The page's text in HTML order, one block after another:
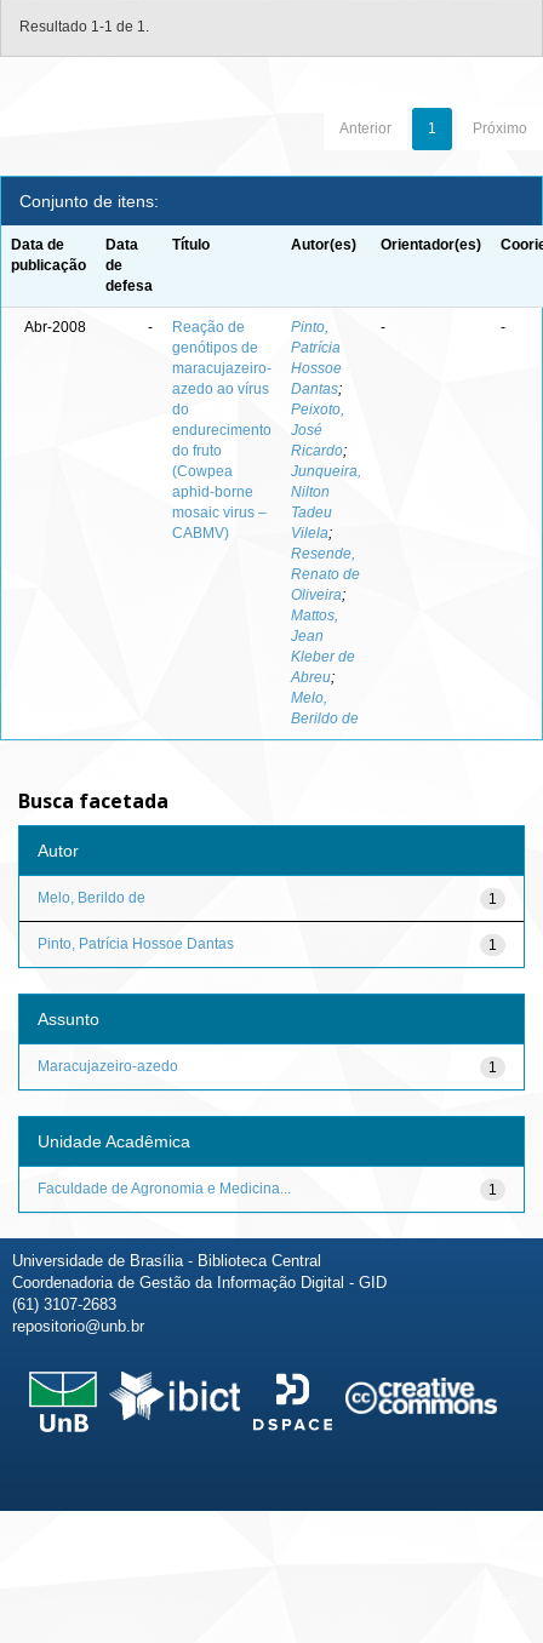
Resultado 1-1 de 1.
Anterior 1 Próximo
Conjunto de itens:
Data de
publicação
Data
de
defesa
Título Autor(es) Orientador(es)
Abr-2008 -
Reação de
genótipos de
maracujazeiro-
azedo ao vírus
do
endurecimento
do fruto
(Cowpea
aphid-borne
mosaic virus –
CABMV)
Pinto,
Patrícia
Hossoe
Dantas;
Peixoto,
José
Ricardo;
Junqueira,
Nilton
Tadeu
Vilela;
Resende,
Renato de
Oliveira;
Mattos,
Jean
Kleber de
Abreu;
Melo,
Berildo de
- -
Busca facetada
Autor
1
Melo, Berildo de
1
Pinto, Patrícia Hossoe Dantas
Assunto
1
Maracujazeiro-azedo
Unidade Acadêmica
1
Faculdade de Agronomia e Medicina...
Universidade de Brasília - Biblioteca Central
Coordenadoria de Gestão da Informação Digital - GID
(61) 3107-2683
repositorio@unb.br